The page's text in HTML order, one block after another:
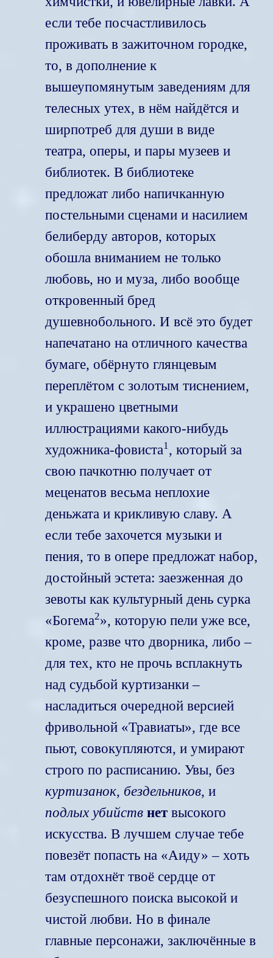
если тебе посчастливилось
проживать в зажиточном городке,
то, в дополнение к
вышеупомянутым заведениям для
телесных утех, в нём найдётся и
ширпотреб для души в виде
театра, оперы, и пары музеев и
библиотек. В библиотеке
предложат либо напичканную
постельными сценами и насилием
белиберду авторов, которых
обошла вниманием не только
любовь, но и муза, либо вообще
откровенный бред
душевнобольного. И всё это будет
напечатано на отличного качества
бумаге, обёрнуто глянцевым
переплётом с золотым тиснением,
и украшено цветными
иллюстрациями какого-нибудь
художника-фовиста1, который за
свою пачкотню получает от
меценатов весьма неплохие
деньжата и крикливую славу. А
если тебе захочется музыки и
пения, то в опере предложат набор,
достойный эстета: заезженная до
зевоты как культурный день сурка
«Богема2», которую пели уже все,
кроме, разве что дворника, либо –
для тех, кто не прочь всплакнуть
над судьбой куртизанки –
насладиться очередной версией
фривольной «Травиаты», где все
пьют, совокупляются, и умирают
строго по расписанию. Увы, без
куртизанок, бездельников, и
подлых убийств нет высокого
искусства. В лучшем случае тебе
повезёт попасть на «Аиду» – хоть
там отдохнёт твоё сердце от
безуспешного поиска высокой и
чистой любви. Но в финале
главные персонажи, заключённые в